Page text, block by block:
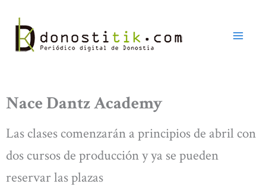
contenido
Nace Dantz Academy
Las clases comenzarán a principios de abril con
dos cursos de producción y ya se pueden
reservar las plazas